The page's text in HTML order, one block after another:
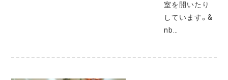
室を開いたり
しています。&
nb…